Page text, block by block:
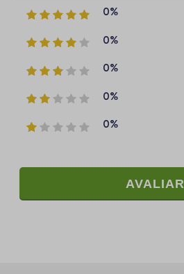
0%
0%
0%
0%
0%
AVALIAR